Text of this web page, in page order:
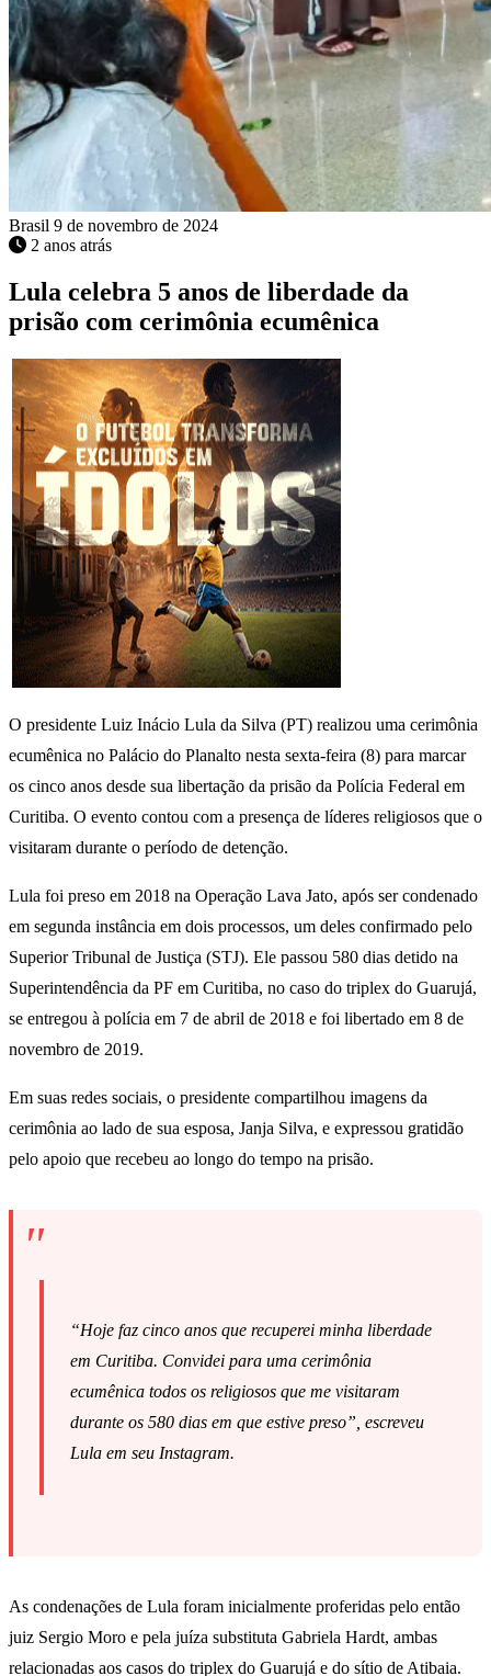
Brasil 9 de novembro de 2024
2 anos atrás
Lula celebra 5 anos de liberdade da
prisão com cerimônia ecumênica
O presidente Luiz Inácio Lula da Silva (PT) realizou uma cerimônia
ecumênica no Palácio do Planalto nesta sexta-feira (8) para marcar
os cinco anos desde sua libertação da prisão da Polícia Federal em
Curitiba. O evento contou com a presença de líderes religiosos que o
visitaram durante o período de detenção.
Lula foi preso em 2018 na Operação Lava Jato, após ser condenado
em segunda instância em dois processos, um deles confirmado pelo
Superior Tribunal de Justiça (STJ). Ele passou 580 dias detido na
Superintendência da PF em Curitiba, no caso do triplex do Guarujá,
se entregou à polícia em 7 de abril de 2018 e foi libertado em 8 de
novembro de 2019.
Em suas redes sociais, o presidente compartilhou imagens da
cerimônia ao lado de sua esposa, Janja Silva, e expressou gratidão
pelo apoio que recebeu ao longo do tempo na prisão.
“Hoje faz cinco anos que recuperei minha liberdade
em Curitiba. Convidei para uma cerimônia
ecumênica todos os religiosos que me visitaram
durante os 580 dias em que estive preso”, escreveu
Lula em seu Instagram.
As condenações de Lula foram inicialmente proferidas pelo então
juiz Sergio Moro e pela juíza substituta Gabriela Hardt, ambas
relacionadas aos casos do triplex do Guarujá e do sítio de Atibaia.